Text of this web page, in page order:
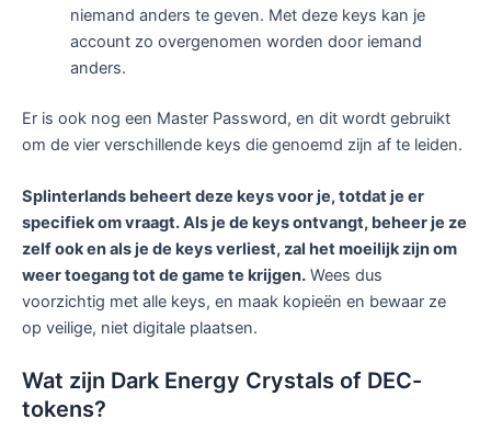
niemand anders te geven. Met deze keys kan je
account zo overgenomen worden door iemand
anders.
Er is ook nog een Master Password, en dit wordt gebruikt
om de vier verschillende keys die genoemd zijn af te leiden.
Splinterlands beheert deze keys voor je, totdat je er
specifiek om vraagt. Als je de keys ontvangt, beheer je ze
zelf ook en als je de keys verliest, zal het moeilijk zijn om
weer toegang tot de game te krijgen. Wees dus
voorzichtig met alle keys, en maak kopieën en bewaar ze
op veilige, niet digitale plaatsen.
Wat zijn Dark Energy Crystals of DEC-
tokens?